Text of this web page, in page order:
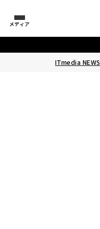
メディア
ITmedia NEWS